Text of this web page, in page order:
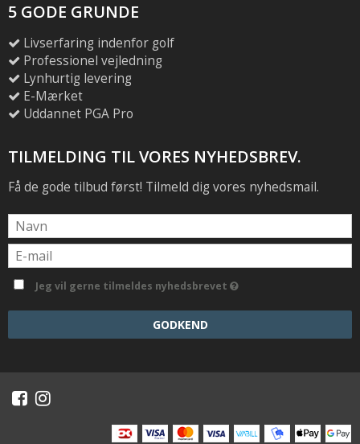
5 GODE GRUNDE
Livserfaring indenfor golf
Professionel vejledning
Lynhurtig levering
E-Mærket
Uddannet PGA Pro
TILMELDING TIL VORES NYHEDSBREV.
Få de gode tilbud først! Tilmeld dig vores nyhedsmail.
Jeg vil gerne tilmeldes nyhedsbrevet
GODKEND